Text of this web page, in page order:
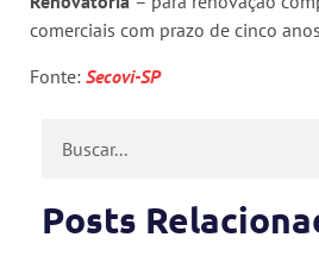
comerciais com prazo de cinco
Fonte: Secovi-SP
Posts